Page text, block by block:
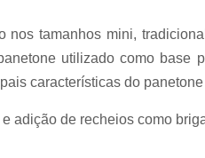
nos tamanhos mini,
utilizado como base
características do
adição de recheios como